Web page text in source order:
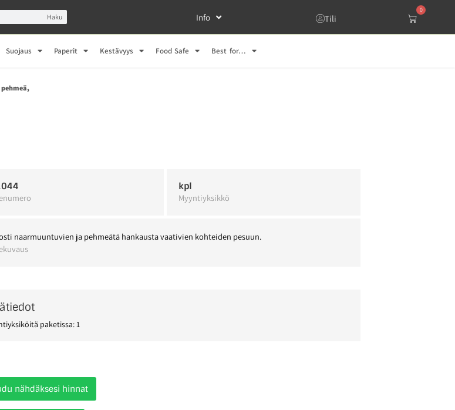
Haku Info Tili
0
Suojaus Paperit Kestävyys Food Safe Best for…
kpl
Myyntiyksikkö
naarmuuntuvien ja pehmeätä hankausta vaativien kohteiden pesuun.
paketissa: 1
nähdäksesi hinnat